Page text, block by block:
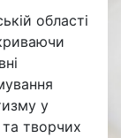
області
у
та творчих